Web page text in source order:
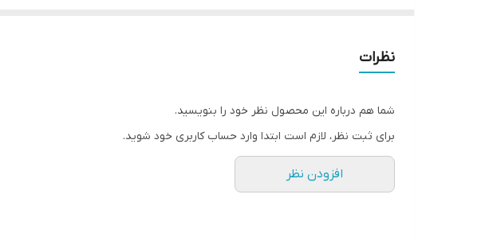
نظرات
شما هم درباره این محصول نظر خود را بنویسید.
برای ثبت نظر، لازم است ابتدا وارد حساب کاربری خود شوید.
افزودن نظر